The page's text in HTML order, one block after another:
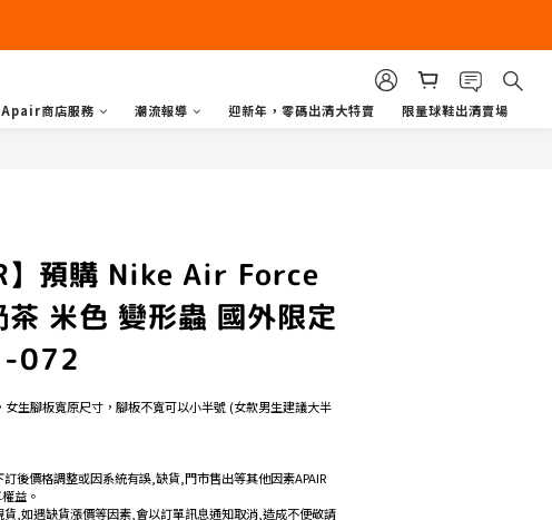
Apair商店服務 潮流報導 迎新年，零碼出清大特賣 限量球鞋出清賣場
】預購 Nike Air Force
米色 變形蟲 國外限定
072
女生腳板寬原尺寸，腳板不寬可以小半號 (女款男生建議大半
訂後價格調整或因系統有誤,缺貨,門市售出等其他因素APAIR
益。
貨,如遇缺貨漲價等因素,會以訂單訊息通知取消,造成不便敬請